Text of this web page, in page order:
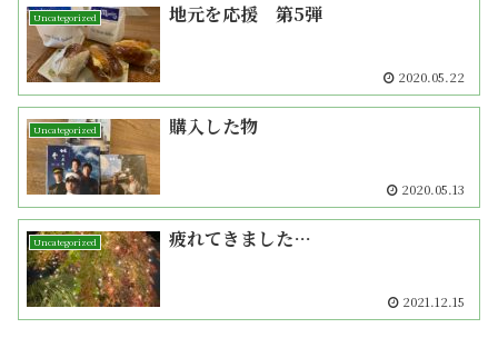
Uncategorized 地元を応援 第5弾
2020.05.22
Uncategorized 購入した物
2020.05.13
Uncategorized 疲れてきました…
2021.12.15